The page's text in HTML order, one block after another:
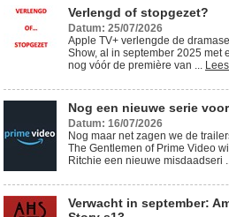
Verlengd of stopgezet?
Datum: 25/07/2026
Apple TV+ verlengde de
Show, al in september 2025 met
nog vóór de première van ...
Nog een nieuwe serie
Datum: 16/07/2026
Nog maar net zagen we de
The Gentlemen of Prime Video
Ritchie een nieuwe misdaadseri
Verwacht in september: